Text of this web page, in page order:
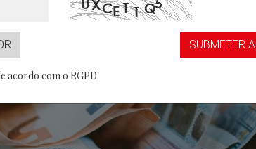
Partners
SUBMETER
acordo com o RGPD